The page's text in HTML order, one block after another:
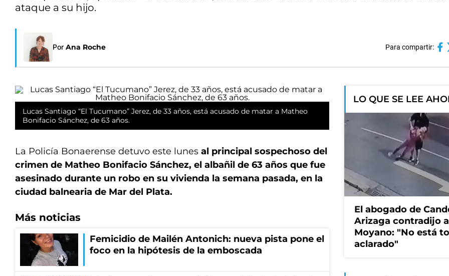
ataque a su hijo.
Por Ana Roche Para compartir:
Lucas Santiago “El Tucumano” Jerez, de 33 años, está acusado de matar a Matheo
Bonifacio Sánchez, de 63 años.
La Policía Bonaerense detuvo este lunes al principal sospechoso del
crimen de Matheo Bonifacio Sánchez, el albañil de 63 años que fue
asesinado durante un robo en su vivienda la semana pasada, en la
ciudad balnearia de Mar del Plata.
Más noticias
Femicidio de Mailén Antonich: nueva pista pone el
foco en la hipótesis de la emboscada
LO QUE SE LEE
El abogado de
Arizaga contradijo a
Moyano: "No está
aclarado"